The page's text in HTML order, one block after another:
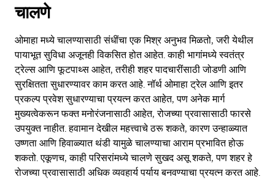
चालणे
ओमाहा मध्ये चालण्यासाठी संधींचा एक मिश्र अनुभव मिळतो, जरी येथील
पायाभूत सुविधा अजूनही विकसित होत आहेत. काही भागांमध्ये स्वतंत्र
ट्रेल्स आणि फूटपाथ्स आहेत, तरीही शहर पादचारींसाठी जोडणी आणि
सुरक्षितता सुधारण्यावर काम करत आहे. नॉर्थ ओमाहा ट्रेल आणि इतर
प्रकल्प प्रवेश सुधारण्याचा प्रयत्न करत आहेत, पण अनेक मार्ग
मुख्यत्वेकरून फक्त मनोरंजनासाठी आहेत, रोजच्या प्रवासासाठी फारसे
उपयुक्त नाहीत. हवामान देखील महत्त्वाचे ठरू शकते, कारण उन्हाळ्यात
उष्णता आणि हिवाळ्यात थंडी यामुळे चालण्याचा आराम प्रभावित होऊ
शकतो. एकूणच, काही परिसरांमध्ये चालणे सुखद असू शकते, पण शहर हे
रोजच्या प्रवासासाठी अधिक व्यवहार्य पर्याय बनवण्याचा प्रयत्न करत आहे.